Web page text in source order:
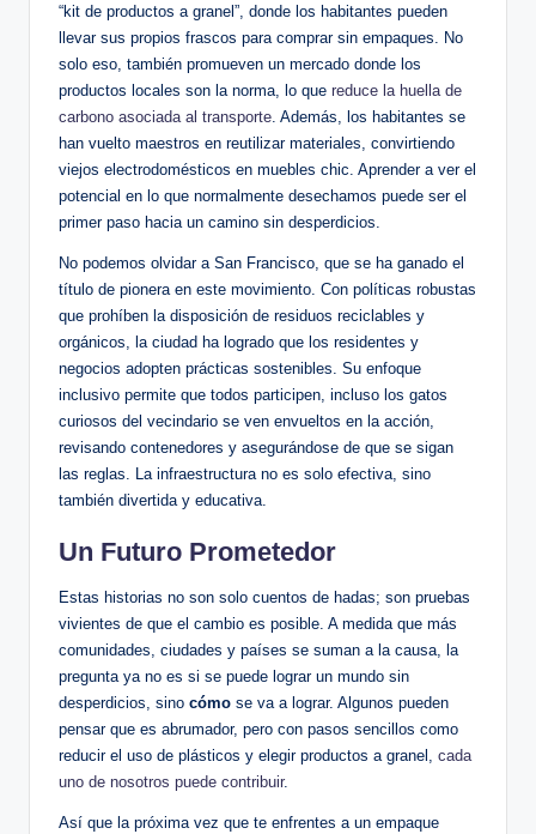
“kit de productos a granel”, donde los habitantes pueden
llevar sus propios frascos para comprar sin empaques. No
solo eso, también promueven un mercado donde los
productos locales son la norma, lo que reduce la huella de
carbono asociada al transporte. Además, los habitantes se
han vuelto maestros en reutilizar materiales, convirtiendo
viejos electrodomésticos en muebles chic. Aprender a ver el
potencial en lo que normalmente desechamos puede ser el
primer paso hacia un camino sin desperdicios.
No podemos olvidar a San Francisco, que se ha ganado el
título de pionera en este movimiento. Con políticas robustas
que prohíben la disposición de residuos reciclables y
orgánicos, la ciudad ha logrado que los residentes y
negocios adopten prácticas sostenibles. Su enfoque
inclusivo permite que todos participen, incluso los gatos
curiosos del vecindario se ven envueltos en la acción,
revisando contenedores y asegurándose de que se sigan
las reglas. La infraestructura no es solo efectiva, sino
también divertida y educativa.
Un Futuro Prometedor
Estas historias no son solo cuentos de hadas; son pruebas
vivientes de que el cambio es posible. A medida que más
comunidades, ciudades y países se suman a la causa, la
pregunta ya no es si se puede lograr un mundo sin
desperdicios, sino cómo se va a lograr. Algunos pueden
pensar que es abrumador, pero con pasos sencillos como
reducir el uso de plásticos y elegir productos a granel, cada
uno de nosotros puede contribuir.
Así que la próxima vez que te enfrentes a un empaque